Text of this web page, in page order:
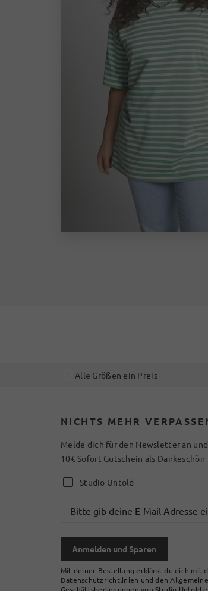
Alle Größen ein Preis
NICHTS MEHR
Melde dich für den Newsletter an
10€ Sofort-Gutschein als Dankeschön
Studio Untold
Anmelden und Sparen
Mit deiner Bestellung erklärst du dich mit
Datenschutzrichtlinien und den